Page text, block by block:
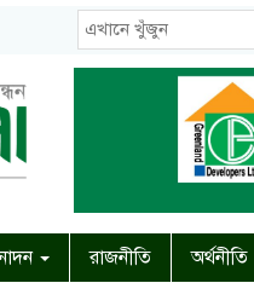
রাজনীতি অর্থনীতি